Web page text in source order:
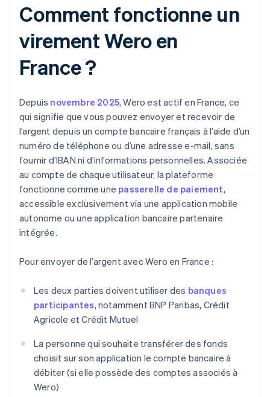
Comment fonctionne un
virement Wero en
France ?
Depuis novembre 2025, Wero est actif en France, ce
qui signifie que vous pouvez envoyer et recevoir de
l’argent depuis un compte bancaire français à l’aide d’un
numéro de téléphone ou d’une adresse e-mail, sans
fournir d’IBAN ni d’informations personnelles. Associée
au compte de chaque utilisateur, la plateforme
fonctionne comme une passerelle de paiement,
accessible exclusivement via une application mobile
autonome ou une application bancaire partenaire
intégrée.
Pour envoyer de l’argent avec Wero en France :
Les deux parties doivent utiliser des banques
participantes, notamment BNP Paribas, Crédit
Agricole et Crédit Mutuel
La personne qui souhaite transférer des fonds
choisit sur son application le compte bancaire à
débiter (si elle possède des comptes associés à
Wero)